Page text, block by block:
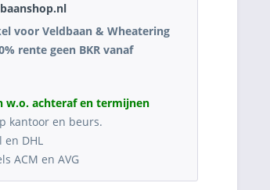
voor Veldbaan & Wheatering
rente geen BKR vanaf
w.o. achteraf en termijnen
kantoor en beurs.
en DHL
ACM en AVG